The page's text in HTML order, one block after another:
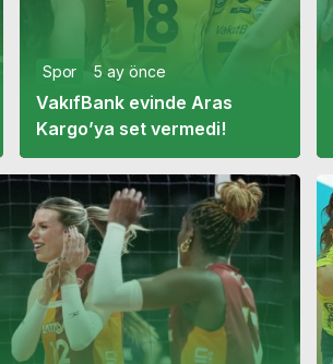
Spor 5 ay önce
VakıfBank evinde Aras
Kargo’ya set vermedi!